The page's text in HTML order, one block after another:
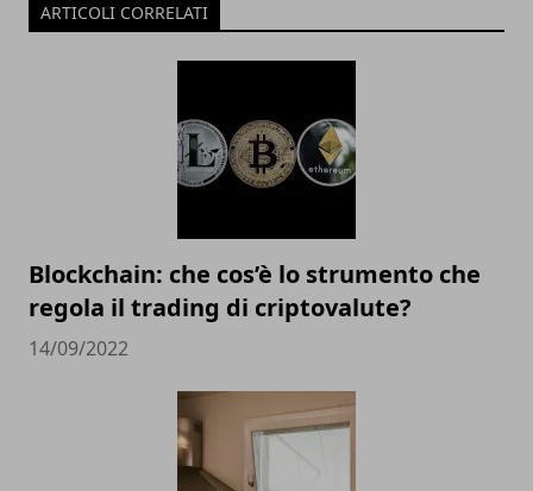
ARTICOLI CORRELATI
Blockchain: che cos’è lo strumento che
regola il trading di criptovalute?
14/09/2022